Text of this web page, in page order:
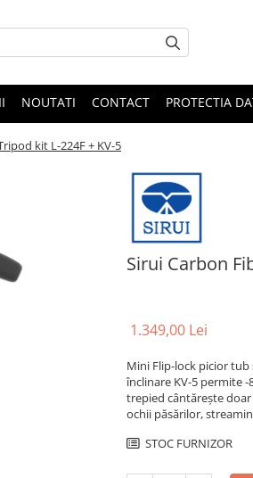
NOUTATI CONTACT PROTECTIA
kit L-224F + KV-5
Sirui Carbon
1.349,00 Lei
Mini Flip-lock picior
înclinare KV-5 permite -
trepied cântărește
ochii păsărilor,
STOC FURNIZOR